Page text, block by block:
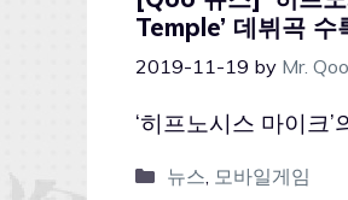
Temple’ 데뷔곡 수
2019-11-19 by Mr. Qoo
‘히프노시스 마이크
뉴스 모바일게임